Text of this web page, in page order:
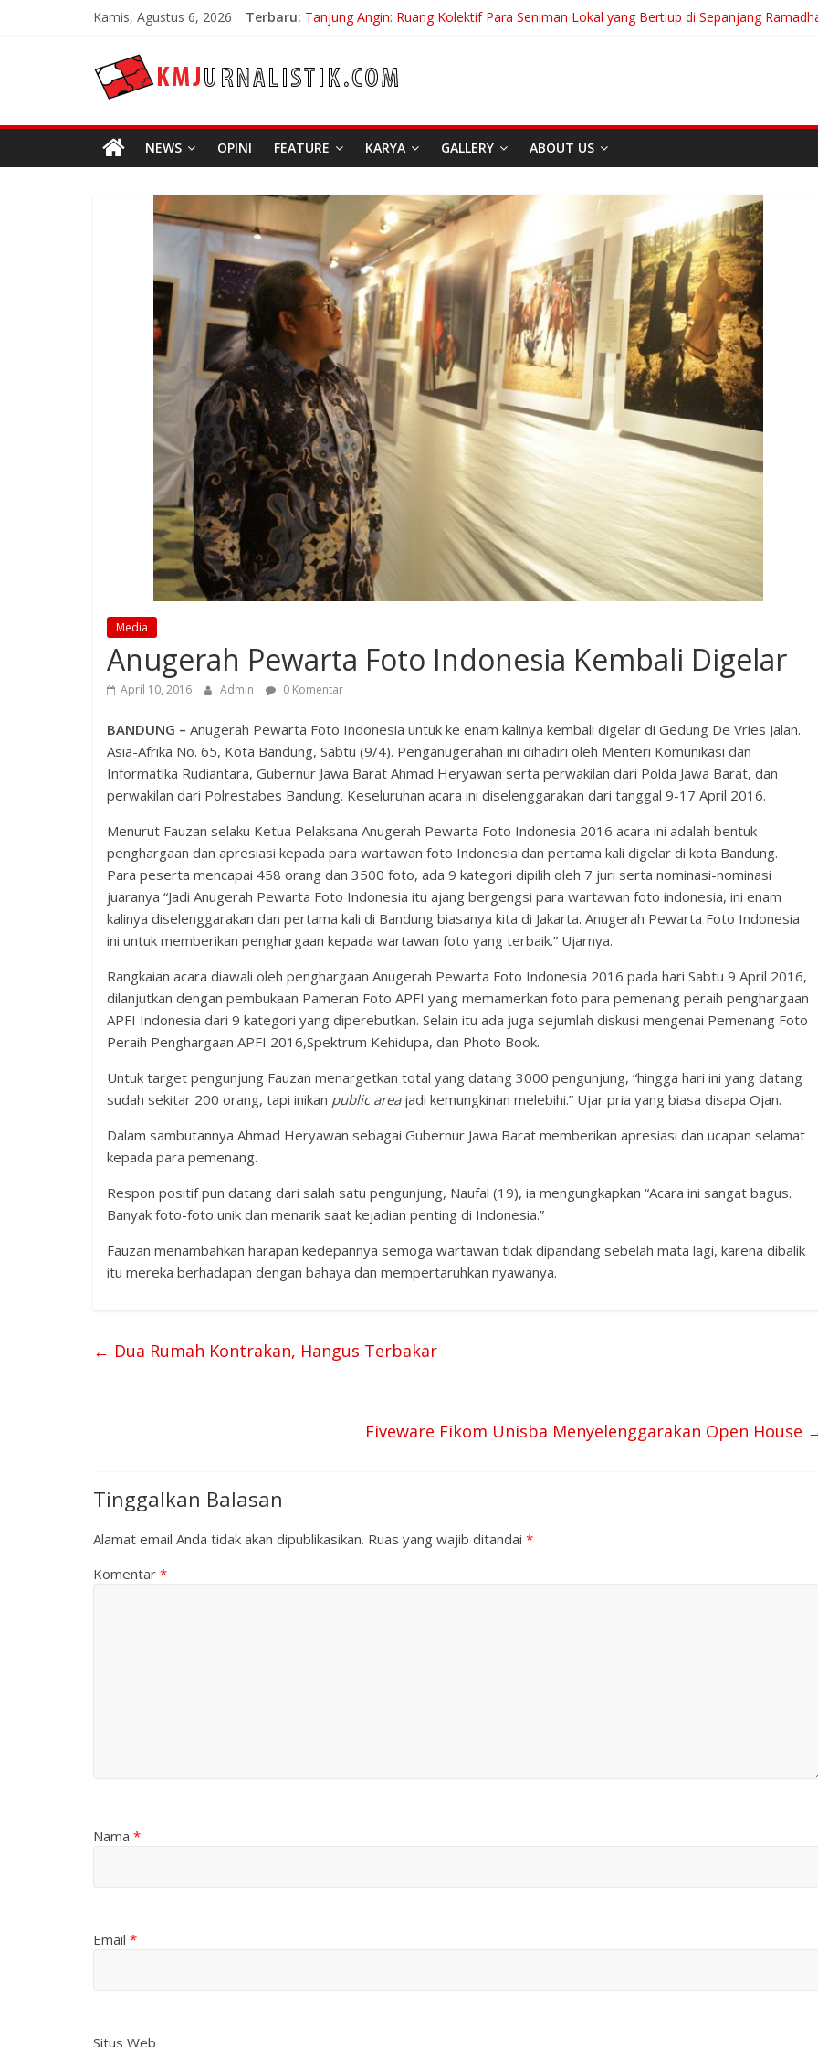
Kamis, Agustus 6, 2026 Terbaru: Tanjung Angin: Ruang Kolektif Para Seniman Lokal yang Bertiup di Sepanjang
Bojan Hodak Sang “Messiah” Dari Zagreb Untuk Bandung
KMJURNALISTIK
NEWS OPINI FEATURE KARYA GALLERY ABOUT US
Media
Anugerah Pewarta Foto Indonesia Kembali Digelar
April 10, 2016 Admin 0 Komentar
BANDUNG ­– Anugerah Pewarta Foto Indonesia untuk ke enam kalinya kembali digelar di Gedung De Vries Jalan.
Asia-Afrika No. 65, Kota Bandung, Sabtu (9/4). Penganugerahan ini dihadiri oleh Menteri Komunikasi dan
Informatika Rudiantara, Gubernur Jawa Barat Ahmad Heryawan serta perwakilan dari Polda Jawa Barat, dan
perwakilan dari Polrestabes Bandung. Keseluruhan acara ini diselenggarakan dari tanggal 9-17 April 2016.
Menurut Fauzan selaku Ketua Pelaksana Anugerah Pewarta Foto Indonesia 2016 acara ini adalah bentuk
penghargaan dan apresiasi kepada para wartawan foto Indonesia dan pertama kali digelar di kota Bandung.
Para peserta mencapai 458 orang dan 3500 foto, ada 9 kategori dipilih oleh 7 juri serta nominasi-nominasi
juaranya “Jadi Anugerah Pewarta Foto Indonesia itu ajang bergengsi para wartawan foto indonesia, ini enam
kalinya diselenggarakan dan pertama kali di Bandung biasanya kita di Jakarta. Anugerah Pewarta Foto Indonesia
ini untuk memberikan penghargaan kepada wartawan foto yang terbaik.” Ujarnya.
Rangkaian acara diawali oleh penghargaan Anugerah Pewarta Foto Indonesia 2016 pada hari Sabtu 9 April 2016,
dilanjutkan dengan pembukaan Pameran Foto APFI yang memamerkan foto para pemenang peraih penghargaan
APFI Indonesia dari 9 kategori yang diperebutkan. Selain itu ada juga sejumlah diskusi mengenai Pemenang Foto
Peraih Penghargaan APFI 2016,Spektrum Kehidupa, dan Photo Book.
Untuk target pengunjung Fauzan menargetkan total yang datang 3000 pengunjung, “hingga hari ini yang datang
sudah sekitar 200 orang, tapi inikan public areajadi kemungkinan melebihi.” Ujar pria yang biasa disapa Ojan.
Dalam sambutannya Ahmad Heryawan sebagai Gubernur Jawa Barat memberikan apresiasi dan ucapan selamat
kepada para pemenang.
Respon positif pun datang dari salah satu pengunjung, Naufal (19), ia mengungkapkan “Acara ini sangat bagus.
Banyak foto-foto unik dan menarik saat kejadian penting di Indonesia.”
Fauzan menambahkan harapan kedepannya semoga wartawan tidak dipandang sebelah mata lagi, karena dibalik
itu mereka berhadapan dengan bahaya dan mempertaruhkan nyawanya.
← Dua Rumah Kontrakan, Hangus Terbakar
Fiveware Fikom Unisba Menyelenggarakan Open House
Tinggalkan Balasan
Alamat email Anda tidak akan dipublikasikan. Ruas yang wajib ditandai *
Komentar *
Nama *
Email *
Situs Web
Berita Event Home
REDAKS
I
Sekitar Bandung
Di Bandung Di Asia Afrika
Untuk Dunia Tanpa
Zionisme dan Kolonialisme
April 20, 2026 Admin